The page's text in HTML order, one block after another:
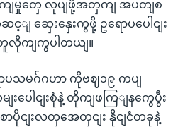
ရှကျမှုတှေ လုပျဖို့အတှကျ အပတျစ
ဆှေးနှေးကွဖို့ ဥရောပပေါငျး
တူလိုကျကွပါတယျ။
ာပသမဂ်ဂဟာ ကိုဗဈ၁၉ ကပျ
ပေါငျးစုံနဲ့ တိုကျဖကြျနကွေပွီး
ပိုငျးလတှအေတှငျး နိုငျငံတခုနဲ့